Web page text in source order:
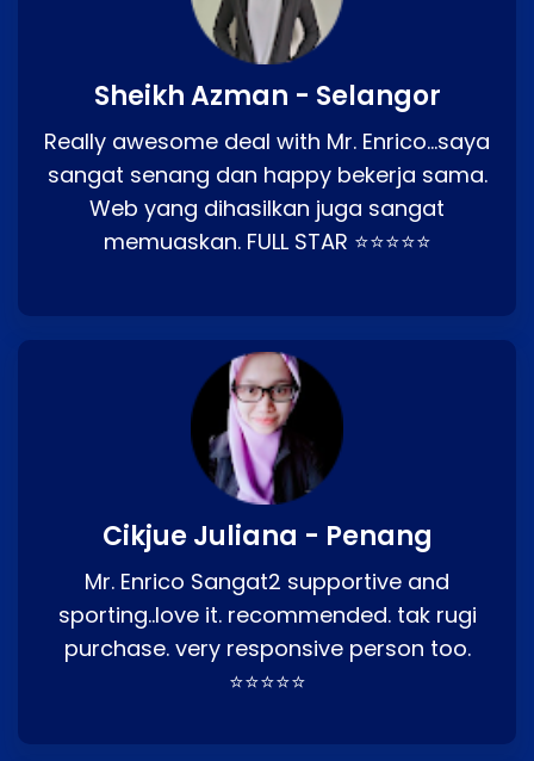
Sheikh Azman - Selangor
Really awesome deal with Mr. Enrico…saya
sangat senang dan happy bekerja sama.
Web yang dihasilkan juga sangat
memuaskan. FULL STAR ⭐⭐⭐⭐⭐
Cikjue Juliana - Penang
Mr. Enrico Sangat2 supportive and
sporting..love it. recommended. tak rugi
purchase. very responsive person too.
⭐⭐⭐⭐⭐